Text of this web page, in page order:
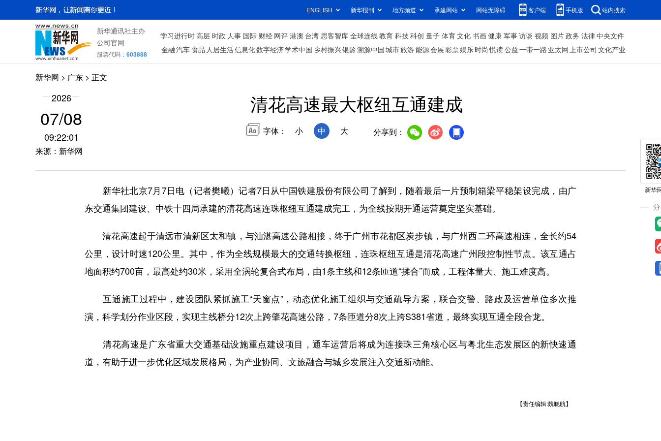
ENGLISH 新华报刊 地方频道 承建网站 网站无障碍 客户端 手机版 站内搜索
新华通讯社主办
公司官网
股票代码： 603888
学习进行时高层 时政 人事 国际 财经 网评 港澳 台湾 思客智库 全球连线教育 科技科创 量子 体育文化 书画健康 军事访谈 视频 图片政务 法律中央文件
金融汽车食品 人居生活信息化数字经济学术中国 乡村振兴银龄溯源中国城市旅游能源会展彩票娱乐时尚 悦读公益一带一路 亚太网上市公司 文化产业
新华网 > 广东 > 正文
2026
07/08
09:22:01
来源：新华网
清花高速最大枢纽互通建成
字体： 小 中 大 分享到：
新华社北京7月7日电（记者樊曦）记者7日从中国铁建股份有限公司了解到，随着最后一片预制箱梁平稳架设完成，由广
东交通集团建设、中铁十四局承建的清花高速连珠枢纽互通建成完工，为全线按期开通运营奠定坚实基础。
清花高速起于清远市清新区太和镇，与汕湛高速公路相接，终于广州市花都区炭步镇，与广州西二环高速相连，全长约54
公里，设计时速120公里。其中，作为全线规模最大的交通转换枢纽，连珠枢纽互通是清花高速广州段控制性节点。该互通占
地面积约700亩，最高处约30米，采用全涡轮复合式布局，由1条主线和12条匝道“揉合”而成，工程体量大、施工难度高。
互通施工过程中，建设团队紧抓施工“天窗点”，动态优化施工组织与交通疏导方案，联合交警、路政及运营单位多次推
演，科学划分作业区段，实现主线桥分12次上跨肇花高速公路，7条匝道分8次上跨S381省道，最终实现互通全段合龙。
清花高速是广东省重大交通基础设施重点建设项目，通车运营后将成为连接珠三角核心区与粤北生态发展区的新快速通
道，有助于进一步优化区域发展格局，为产业协同、文旅融合与城乡发展注入交通新动能。
【责任编辑:魏晓航】